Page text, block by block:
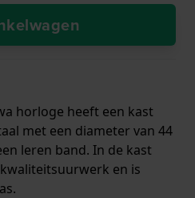
horloge heeft een kast
met een diameter van 44
leren band. In de kast
en is